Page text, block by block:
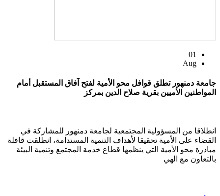
01
Aug
جامعة دمنهور تطلق قوافل محو الأمية لفتح آفاق المستقبل أمام
المواطنين الأميين بقرية صلاح الدين بمركز
انطلاقا من المسؤولية المجتمعية لجامعة دمنهور للمشاركة في
القضاء على الأمية تحقيقا لأهداف التنمية المستدامة، انطلقت قافلة
مبادرة محو الأمية التي ينظمها قطاع خدمة المجتمع وتنمية البيئة
بالتعاون مع الهي